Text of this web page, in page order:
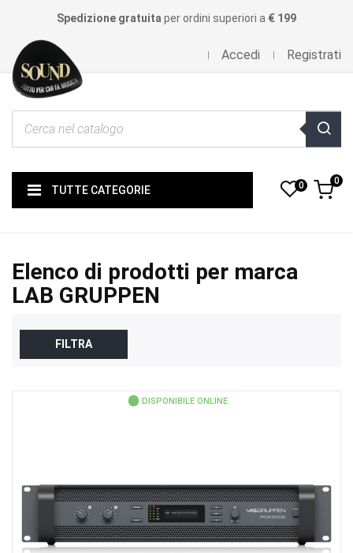
Spedizione gratuita per ordini superiori a € 199
Accedi Registrati
TUTTE CATEGORIE 0 0
Elenco di prodotti per marca
LAB GRUPPEN
FILTRA
DISPONIBILE ONLINE